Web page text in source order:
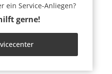
ein Service-Anliegen?
gerne!